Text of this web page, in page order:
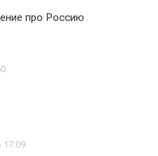
про Россию
17:09